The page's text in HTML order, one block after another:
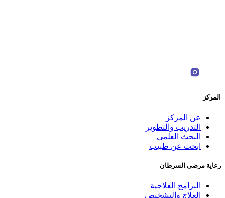
المركز
عن المركز
التدريب والتطوير
البحث العلمي
ابحث عن طبيب
رعاية مرضى السرطان
البرامج العلاجية
العلاج والتشخيص